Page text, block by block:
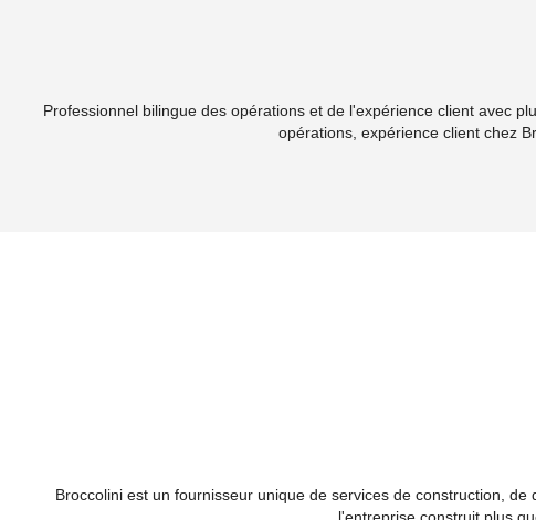
Professionnel bilingue des opérations et de l'expérience client avec
opérations, expérience client chez
Broccolini est un fournisseur unique de services de construction,
l'entreprise construit plus